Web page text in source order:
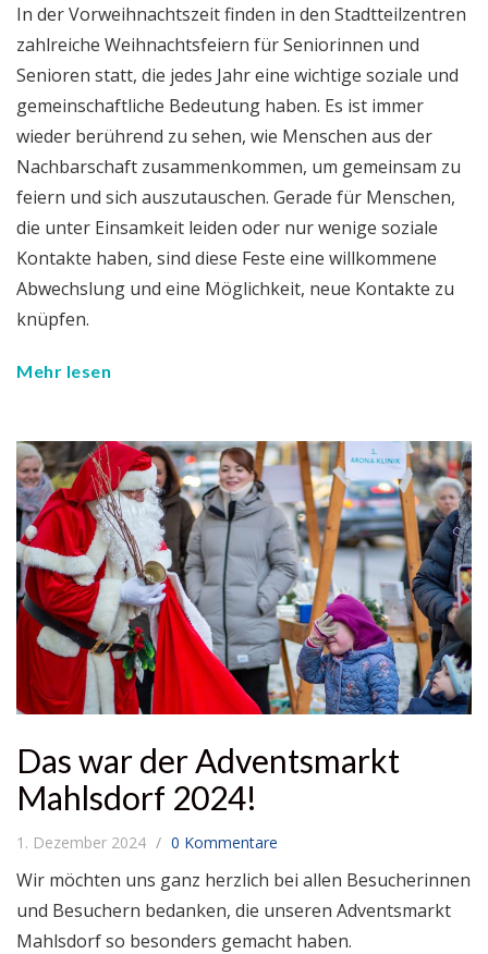
In der Vorweihnachtszeit finden in den Stadtteilzentren
zahlreiche Weihnachtsfeiern für Seniorinnen und
Senioren statt, die jedes Jahr eine wichtige soziale und
gemeinschaftliche Bedeutung haben. Es ist immer
wieder berührend zu sehen, wie Menschen aus der
Nachbarschaft zusammenkommen, um gemeinsam zu
feiern und sich auszutauschen. Gerade für Menschen,
die unter Einsamkeit leiden oder nur wenige soziale
Kontakte haben, sind diese Feste eine willkommene
Abwechslung und eine Möglichkeit, neue Kontakte zu
knüpfen.
Mehr lesen
Das war der Adventsmarkt
Mahlsdorf 2024!
1. Dezember 2024 0 Kommentare
Wir möchten uns ganz herzlich bei allen Besucherinnen
und Besuchern bedanken, die unseren Adventsmarkt
Mahlsdorf so besonders gemacht haben.